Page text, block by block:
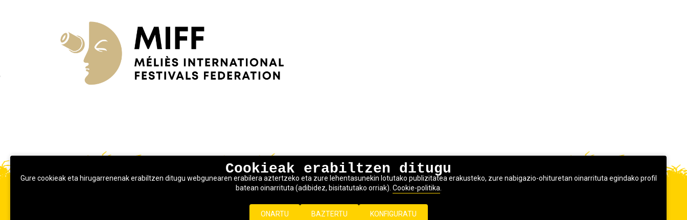
Cookieak erabiltzen ditugu
Gure cookieak eta hirugarrenenak erabiltzen ditugu webgunearen erabilera aztertzeko eta zure lehentasunekin lotutako publizitatea erakusteko, zure nabigazio-ohituretan oinarrituta egindako profil
batean oinarrituta (adibidez, bisitatutako orriak). Cookie-politika.
KONFIGURATU
BAZTERTU
ONARTU